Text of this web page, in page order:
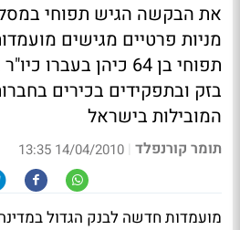
את הבקשה הגיש תפוחי
מניות פרטיים מגישים
תפוחי בן 64 כיהן
בזק ובתפקידים בכירים
המובילות בישראל
תומר קורנפלד |
14/04/2010 13:35
מועמדות חדשה לבנק הגדול